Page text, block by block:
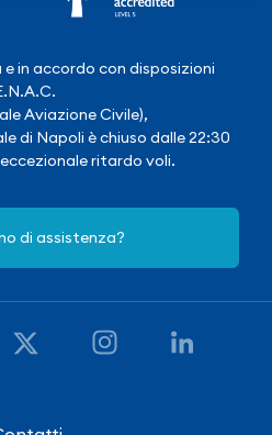
in accordo con disposizioni
Aviazione Civile),
di Napoli è chiuso dalle 22:30
ritardo voli.
di assistenza?